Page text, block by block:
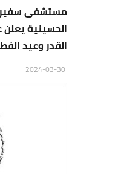
مستشفى سفير
الحسينية
القدر وعيد